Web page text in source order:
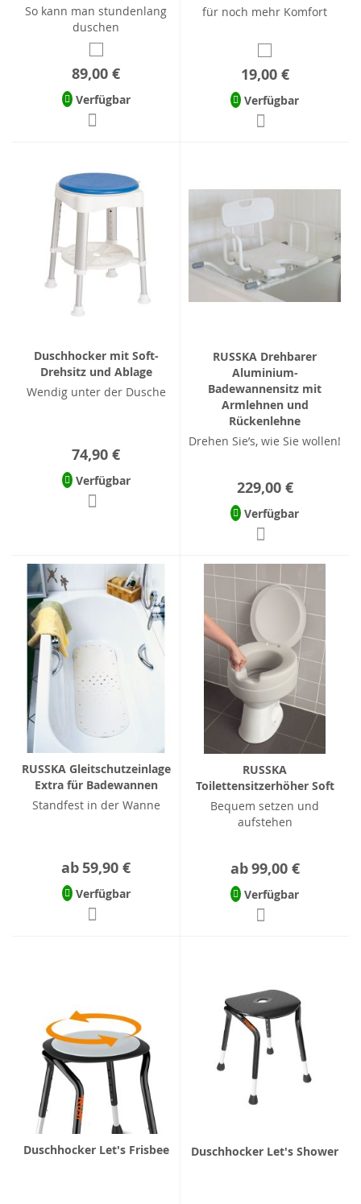
So kann man stundenlang
duschen
89,00 €
Verfügbar
für noch mehr Komfort
19,00 €
Verfügbar
Duschhocker mit Soft-
Drehsitz und Ablage
Wendig unter der Dusche
74,90 €
Verfügbar
RUSSKA Drehbarer
Aluminium-
Badewannensitz mit
Armlehnen und
Rückenlehne
Drehen Sie’s, wie Sie wollen!
229,00 €
Verfügbar
RUSSKA Gleitschutzeinlage
Extra für Badewannen
Standfest in der Wanne
ab 59,90 €
Verfügbar
RUSSKA
Toilettensitzerhöher Soft
Bequem setzen und
aufstehen
ab99,00 €
Verfügbar
Duschhocker Let's Frisbee Duschhocker Let's Shower